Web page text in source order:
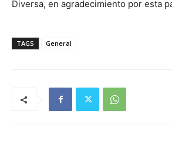
Diversa, en agradecimiento por esta
TAGS General